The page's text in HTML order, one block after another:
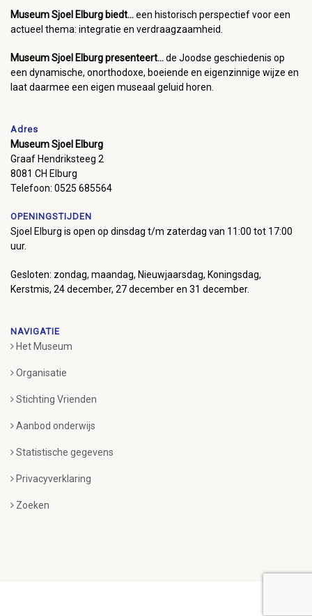
Museum Sjoel Elburg biedt...een historisch perspectief voor een
actueel thema: integratie en verdraagzaamheid.
Museum Sjoel Elburg presenteert...de Joodse geschiedenis op
een dynamische, onorthodoxe, boeiende en eigenzinnige wijze en
laat daarmee een eigen museaal geluid horen.
Adres
Museum Sjoel Elburg
Graaf Hendriksteeg 2
8081 CH Elburg
Telefoon: 0525 685564
OPENINGSTIJDEN
Sjoel Elburg is open op dinsdag t/m zaterdag van 11:00 tot 17:00
uur.
Gesloten: zondag, maandag, Nieuwjaarsdag, Koningsdag,
Kerstmis, 24 december, 27 december en 31 december.
NAVIGATIE
Het Museum
Organisatie
Stichting Vrienden
Aanbod onderwijs
Statistische gegevens
Privacyverklaring
Zoeken